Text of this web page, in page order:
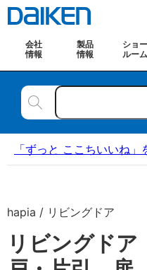
会社
情報
製品
情報
ショー
ルーム
「ずっと ここちいいね
hapia / リビングドア
リビングド